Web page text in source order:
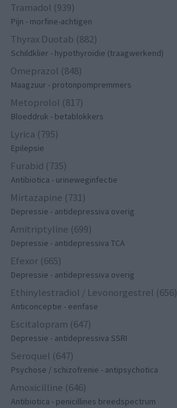
Tramadol (939)
Pijn - morfine-achtigen
Thyrax Duotab (882)
Schildklier - hypothyroidie (traagwerkend)
Omeprazol (848)
Maagzuur - protonpompremmers
Metoprolol (817)
Bloeddruk - betablokkers
Lyrica (795)
Epilepsie
Furabid (735)
Antibiotica - urineweginfectie
Mirtazapine (731)
Depressie - antidepressiva overig
Amitriptyline (699)
Depressie - antidepressiva TCA
Efexor (665)
Depressie - antidepressiva overig
Ethinylestradiol / Levonorgestrel (656)
Anticonceptie - eenfase
Escitalopram (647)
Depressie - antidepressiva SSRI
Seroquel (647)
Psychose / schizofrenie - antipsychotica
Amoxicilline (646)
Antibiotica - penicillines breedspectrum